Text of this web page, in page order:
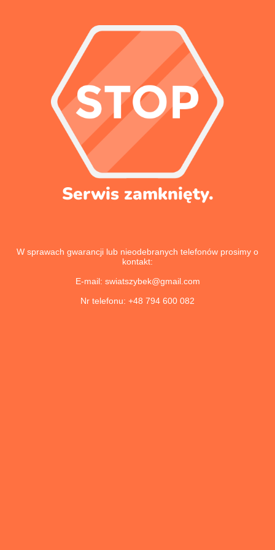
Serwis zamknięty.
W sprawach gwarancji lub nieodebranych telefonów prosimy o
kontakt:
E-mail: swiatszybek@gmail.com
Nr telefonu: +48 794 600 082